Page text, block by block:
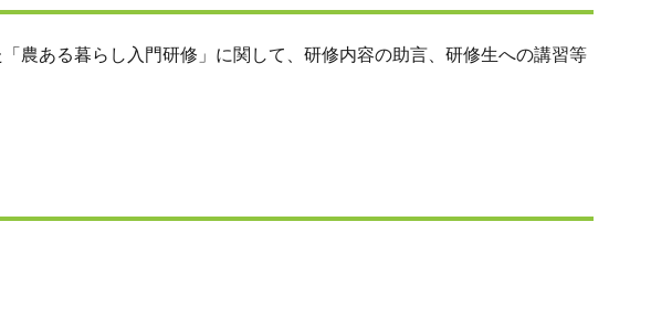
農ある暮らし入門研修」に関して、研修内容の助言、研修生への講習等